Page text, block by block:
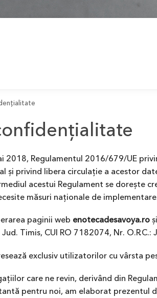
2018, Regulamentul 2016/679/UE
și privind libera circulație a acestor
acestui Regulament se dorește
măsuri naționale de
paginii web enotecadesavoya.ro
Timis, CUI RO 7182074, Nr.
exclusiv utilizatorilor cu vârsta
care ne revin, derivând din
pentru noi, am elaborat prezentul